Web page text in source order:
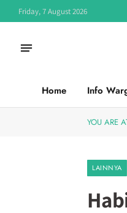
Friday, 7 August 2026
Home Info
YOU ARE
LAINNYA